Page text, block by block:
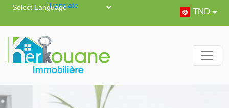
Powered byTranslate
TND